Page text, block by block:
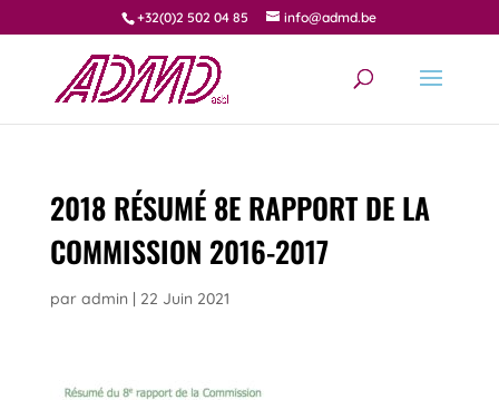
+32(0)2 502 04 85 info@admd.be
2018 RÉSUMÉ 8E RAPPORT DE LA
COMMISSION 2016-2017
par admin | 22 Juin 2021